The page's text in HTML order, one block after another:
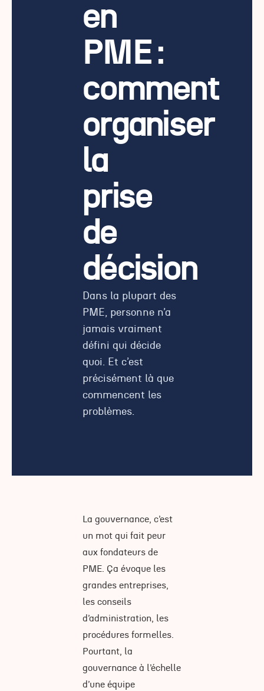
en
PME :
comment
organiser
la
prise
de
décision
Dans la plupart des
PME, personne n’a
jamais vraiment
défini qui décide
quoi. Et c’est
précisément là que
commencent les
problèmes.
La gouvernance, c’est
un mot qui fait peur
aux fondateurs de
PME. Ça évoque les
grandes entreprises,
les conseils
d’administration, les
procédures formelles.
Pourtant, la
gouvernance à l’échelle
d’une équipe